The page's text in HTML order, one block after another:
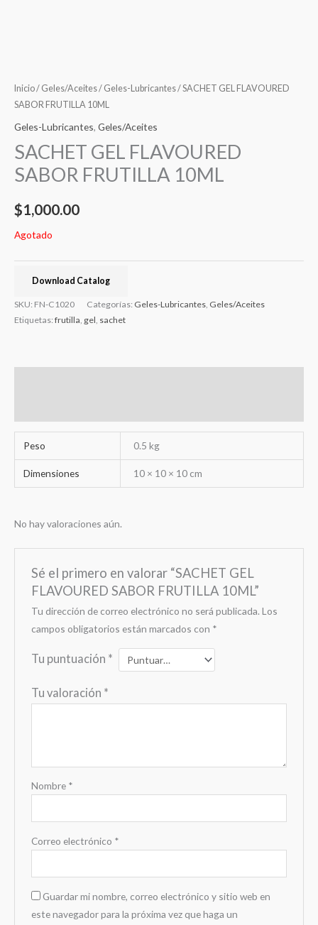
Inicio/ Geles/Aceites/ Geles-Lubricantes/ SACHET GEL FLAVOURED
SABOR FRUTILLA 10ML
Geles-Lubricantes, Geles/Aceites
SACHET GEL FLAVOURED
SABOR FRUTILLA 10ML
$1,000.00
Agotado
Download Catalog
SKU: FN-C1020 Categorías: Geles-Lubricantes, Geles/Aceites
Etiquetas: frutilla, gel, sachet
Peso 0.5 kg
Dimensiones 10 × 10 × 10 cm
No hay valoraciones aún.
Sé el primero en valorar “SACHET GEL
FLAVOURED SABOR FRUTILLA 10ML”
Tu dirección de correo electrónico no será publicada. Los
campos obligatorios están marcados con *
Tu puntuación *
Tu valoración *
Nombre *
Correo electrónico *
Guardar mi nombre, correo electrónico y sitio web en
este navegador para la próxima vez que haga un